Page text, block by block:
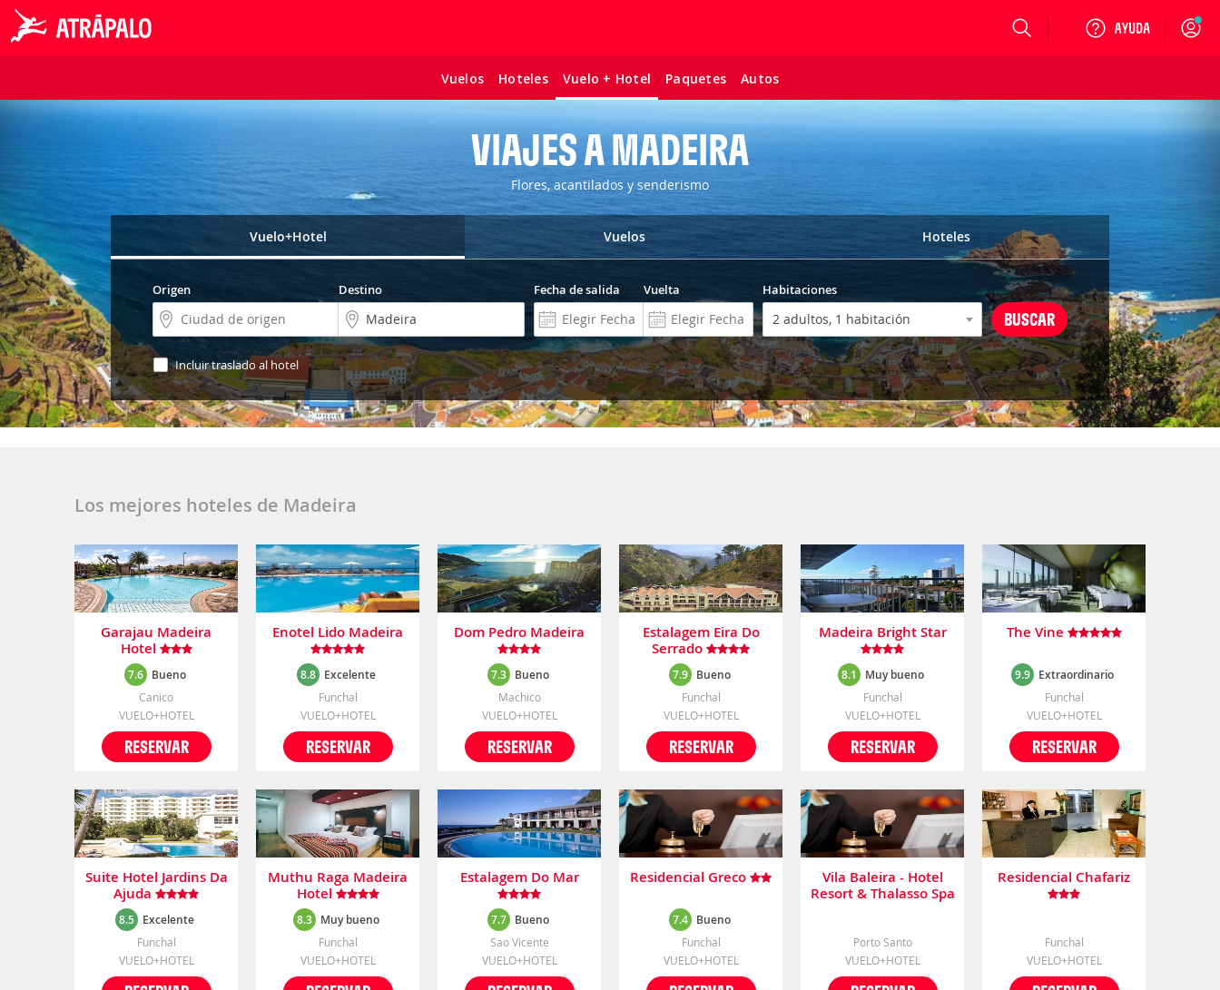
Vuelos Hoteles Vuelo + Hotel Paquetes Autos
Login
VIAJES A MADEIRA
Flores, acantilados y senderismo
Vuelo+Hotel Vuelos Hoteles
Origen Destino Fecha de salida Vuelta Habitaciones
Incluir traslado al hotel
Los mejores hoteles de Madeira
Garajau Madeira
Hotel
7.6 Bueno
Canico
VUELO+HOTEL
RESERVAR
Enotel Lido Madeira
8.8 Excelente
Funchal
VUELO+HOTEL
RESERVAR
Dom Pedro Madeira
7.3 Bueno
Machico
VUELO+HOTEL
RESERVAR
Estalagem Eira Do
Serrado
7.9 Bueno
Funchal
VUELO+HOTEL
RESERVAR
Madeira Bright Star
8.1 Muy bueno
Funchal
VUELO+HOTEL
RESERVAR
The Vine
9.9 Extraordinario
Funchal
VUELO+HOTEL
RESERVAR
Suite Hotel Jardins Da
Ajuda
8.5 Excelente
Funchal
VUELO+HOTEL
Muthu Raga Madeira
Hotel
8.3 Muy bueno
Funchal
VUELO+HOTEL
Estalagem Do Mar
7.7 Bueno
Sao Vicente
VUELO+HOTEL
Residencial Greco
7.4 Bueno
Funchal
VUELO+HOTEL
Vila Baleira - Hotel
Resort & Thalasso Spa
Porto Santo
VUELO+HOTEL
Residencial Chafariz
Funchal
VUELO+HOTEL